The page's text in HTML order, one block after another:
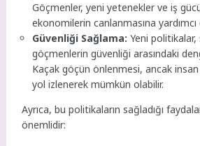
Göçmenler, yeni yetenekler ve iş
ekonomilerin canlanmasına yardımcı
Güvenliği Sağlama: Yeni politikalar,
göçmenlerin güvenliği arasındaki
Kaçak göçün önlenmesi, ancak insan
yol izlenerek mümkün olabilir.
Ayrıca, bu politikaların sağladığı
önemlidir: